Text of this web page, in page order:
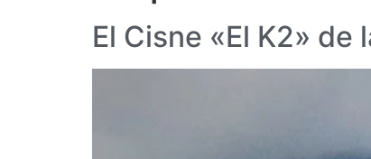
El Cisne «El K2» de